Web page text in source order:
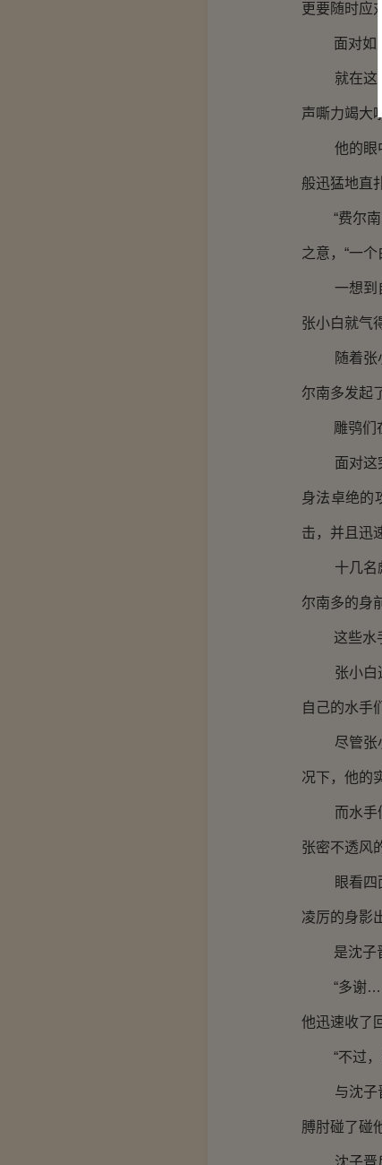
更要随时应
面对如此
就在这混
声嘶力竭大
他的眼中
般迅猛地直
“费尔南多
之意，“一
一想到自
张小白就气
随着张小
尔南多发起
雕鸮们在
面对这突
身法卓绝的
击，并且迅
十几名彪
尔南多的身
这些水手
张小白透
自己的水手
尽管张小
况下，他的
而水手们
张密不透风
眼看四面
凌厉的身影
是沈子晋
“多谢……”
他迅速收了
“不过，沈
与沈子晋
膊肘碰了碰
沈子晋反